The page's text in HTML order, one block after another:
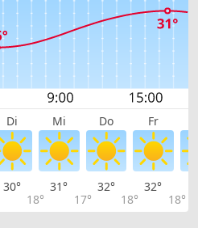
Di Mi Do Fr
30°
18°
31°
17°
32°
18°
32°
18°